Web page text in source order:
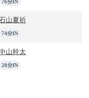
76分IN
山夏祈
74分IN
山幹太
28分IN